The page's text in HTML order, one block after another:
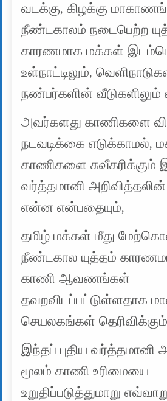
வடக்கு, கிழக்கு
நீண்டகாலம் நடைபெற்ற
காரணமாக மக்கள்
உள்நாட்டிலும்,
நண்பர்களின் வீடுகளிலும்
அவர்களது காணிகளை
நடவடிக்கை எடுக்காமல்,
காணிகளை சுவீகரிக்கும்
வர்த்தமானி
என்ன என்பதையும்,
தமிழ் மக்கள் மீது
நீண்டகால யுத்தம்
காணி ஆவணங்கள்
தவறவிடப்பட்டுள்ளதாக
செயலகங்கள்
இந்தப் புதிய வர்த்தமானி
மூலம் காணி உரிமையை
உறுதிப்படுத்துமாறு